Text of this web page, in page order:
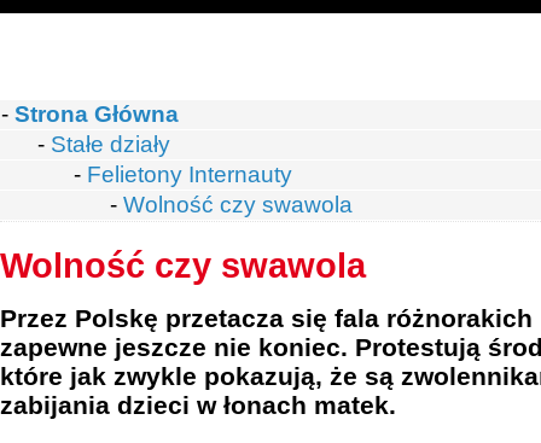
- Strona Główna
- Stałe działy
- Felietony Internauty
- Wolność czy swawola
Wolność czy swawola
Przez Polskę przetacza się fala
zapewne jeszcze nie koniec. Protestują
które jak zwykle pokazują, że są
zabijania dzieci w łonach matek.